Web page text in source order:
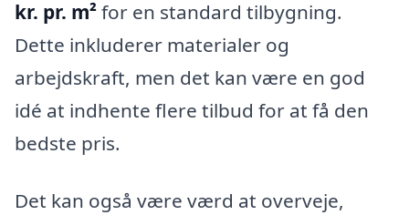
kr. pr. m²for en standard tilbygning.
Dette inkluderer materialer og
arbejdskraft, men det kan være en god
idé at indhente flere tilbud for at få den
bedste pris.
Det kan også være værd at overveje,